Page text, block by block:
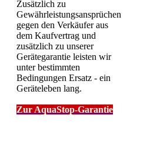
Zusätzlich zu
Gewährleistungsansprüchen
gegen den Verkäufer aus
dem Kaufvertrag und
zusätzlich zu unserer
Gerätegarantie leisten wir
unter bestimmten
Bedingungen Ersatz - ein
Geräteleben lang.
Zur AquaStop-Garantie